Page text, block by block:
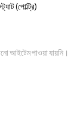
(পোল্ট্রি)
আইটেম পাওয়া যায়নি।